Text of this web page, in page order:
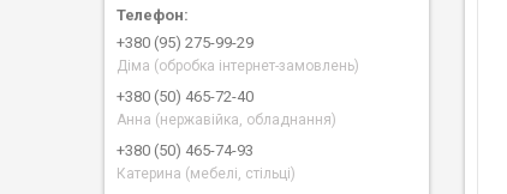
+380 (95) 275-99-29
Діма (обробка інтернет-замовлень)
+380 (50) 465-72-40
Анна (нержавійка, обладнання)
+380 (50) 465-74-93
Катерина (мебелі, стільці)